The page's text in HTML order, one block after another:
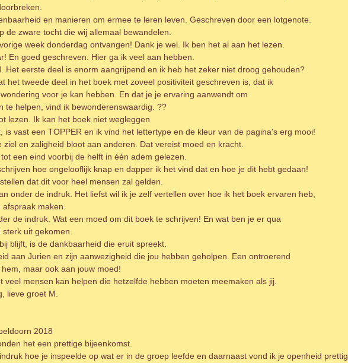
en manieren om ermee te leren leven. Geschreven door een lotgenote.
de zware tocht die wij allemaal bewandelen.
week donderdag ontvangen! Dank je wel. Ik ben het al aan het lezen.
En goed geschreven. Hier ga ik veel aan hebben.
Het eerste deel is enorm aangrijpend en ik heb het zeker niet droog gehouden?
het tweede deel in het boek met zoveel positiviteit geschreven is, dat ik
voor je kan hebben. En dat je je ervaring aanwendt om
te helpen, vind ik bewonderenswaardig. ??
lezen. Ik kan het boek niet wegleggen
is vast een TOPPER en ik vind het lettertype en de kleur van de pagina's erg mooi!
ziel en zaligheid bloot aan anderen. Dat vereist moed en kracht.
een eind voorbij de helft in één adem gelezen.
hoe ongelooflijk knap en dapper ik het vind dat en hoe je dit hebt gedaan!
dat dit voor heel mensen zal gelden.
onder de indruk. Het liefst wil ik je zelf vertellen over hoe ik het boek ervaren heb,
maken.
de indruk. Wat een moed om dit boek te schrijven! En wat ben je er qua
uit gekomen.
blijft, is de dankbaarheid die eruit spreekt.
aan Jurien en zijn aanwezigheid die jou hebben geholpen. Een ontroerend
maar ook aan jouw moed!
veel mensen kan helpen die hetzelfde hebben moeten meemaken als jij.
lieve groet M.
2018
het een prettige bijeenkomst.
hoe je inspeelde op wat er in de groep leefde en daarnaast vond ik je openheid prettig.